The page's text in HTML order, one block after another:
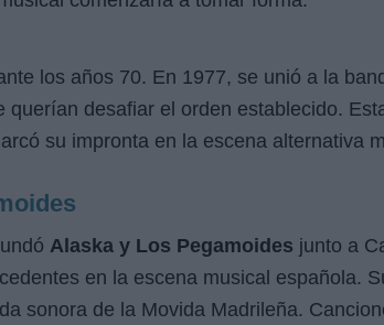
los años 70. En 1977, se unió a la
desafiar el orden establecido.
su impronta en la escena alternativa
Alaska y Los Pegamoides junto a
en la escena musical española.
sonora de la Movida Madrileña.